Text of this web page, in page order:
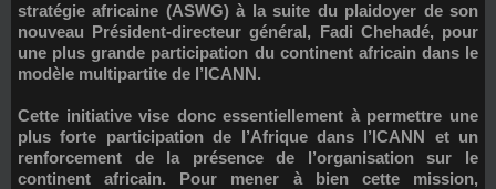
stratégie africaine (ASWG) à la suite du plaidoyer de son
nouveau Président-directeur général, Fadi Chehadé, pour
une plus grande participation du continent africain dans le
modèle multipartite de l’ICANN.
Cette initiative vise donc essentiellement à permettre une
plus forte participation de l’Afrique dans l’ICANN et un
renforcement de la présence de l’organisation sur le
continent africain. Pour mener à bien cette mission,